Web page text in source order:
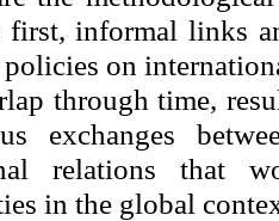
informal links
on
through time,
exchanges
relations that
in the global